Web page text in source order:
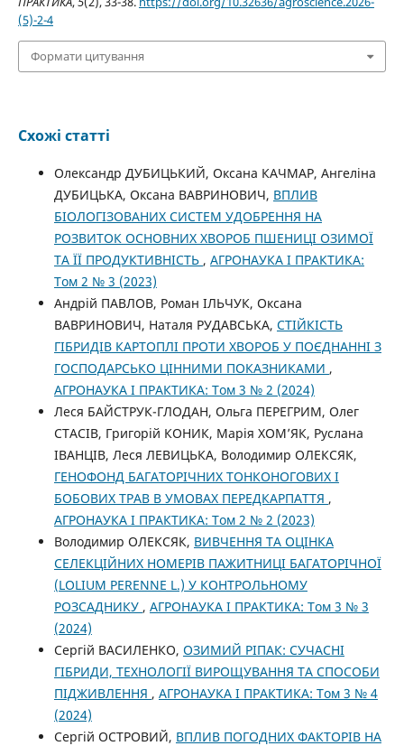
(5)-2-4
Формати цитування
Схожі статті
Олександр ДУБИЦЬКИЙ, Оксана КАЧМАР, Ангеліна
ДУБИЦЬКА, Оксана ВАВРИНОВИЧ, ВПЛИВ
БІОЛОГІЗОВАНИХ СИСТЕМ УДОБРЕННЯ НА
РОЗВИТОК ОСНОВНИХ ХВОРОБ ПШЕНИЦІ ОЗИМОЇ
ТА ЇЇ ПРОДУКТИВНІСТЬ , АГРОНАУКА І ПРАКТИКА:
Том 2 № 3 (2023)
Андрій ПАВЛОВ, Роман ІЛЬЧУК, Оксана
ВАВРИНОВИЧ, Наталя РУДАВСЬКА, СТІЙКІСТЬ
ГІБРИДІВ КАРТОПЛІ ПРОТИ ХВОРОБ У ПОЄДНАННІ З
ГОСПОДАРСЬКО ЦІННИМИ ПОКАЗНИКАМИ ,
АГРОНАУКА І ПРАКТИКА: Том 3 № 2 (2024)
Леся БАЙСТРУК-ГЛОДАН, Ольга ПЕРЕГРИМ, Олег
СТАСІВ, Григорій КОНИК, Марія ХОМ’ЯК, Руслана
ІВАНЦІВ, Леся ЛЕВИЦЬКА, Володимир ОЛЕКСЯК,
ГЕНОФОНД БАГАТОРІЧНИХ ТОНКОНОГОВИХ І
БОБОВИХ ТРАВ В УМОВАХ ПЕРЕДКАРПАТТЯ ,
АГРОНАУКА І ПРАКТИКА: Том 2 № 2 (2023)
Володимир ОЛЕКСЯК, ВИВЧЕННЯ ТА ОЦІНКА
СЕЛЕКЦІЙНИХ НОМЕРІВ ПАЖИТНИЦІ БАГАТОРІЧНОЇ
(LOLIUM PERENNE L.) У КОНТРОЛЬНОМУ
РОЗСАДНИКУ , АГРОНАУКА І ПРАКТИКА: Том 3 № 3
(2024)
Сергій ВАСИЛЕНКО, ОЗИМИЙ РІПАК: СУЧАСНІ
ГІБРИДИ, ТЕХНОЛОГІЇ ВИРОЩУВАННЯ ТА СПОСОБИ
ПІДЖИВЛЕННЯ , АГРОНАУКА І ПРАКТИКА: Том 3 № 4
(2024)
Сергій ОСТРОВИЙ, ВПЛИВ ПОГОДНИХ ФАКТОРІВ НА